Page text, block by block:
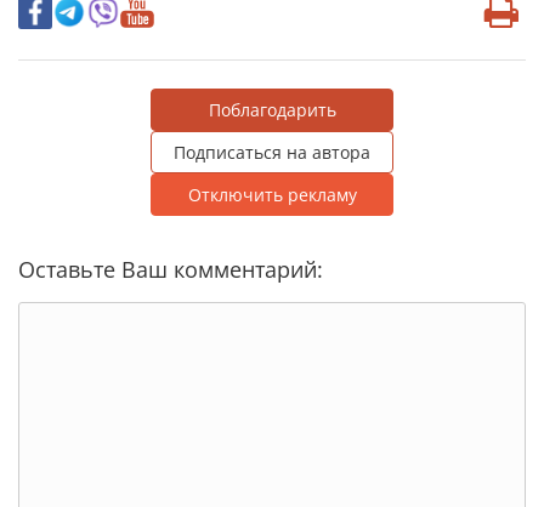
Поблагодарить
Подписаться на автора
Отключить рекламу
Оставьте Ваш комментарий: